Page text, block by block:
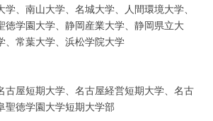
、南山大学、名城大学、人間環境大学、
徳学園大学、静岡産業大学、静岡県立大
、常葉大学、浜松学院大学
古屋短期大学、名古屋経営短期大学、名古
聖徳学園大学短期大学部